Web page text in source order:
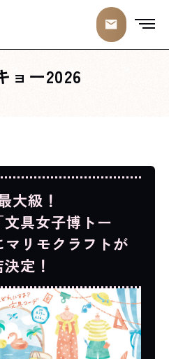
ョー2026
大級！
具女子博トー
マリモクラフトが
定！